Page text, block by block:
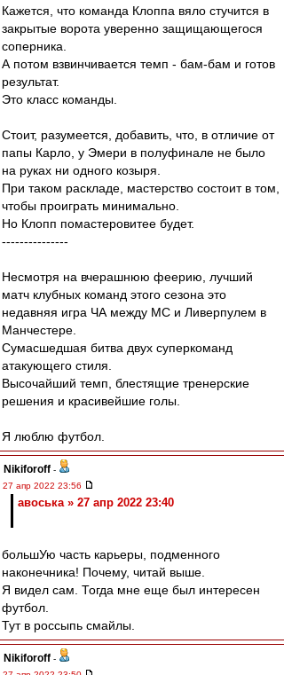
Кажется, что команда Клоппа вяло стучится в
закрытые ворота уверенно защищающегося
соперника.
А потом взвинчивается темп - бам-бам и готов
результат.
Это класс команды.
Стоит, разумеется, добавить, что, в отличие от
папы Карло, у Эмери в полуфинале не было
на руках ни одного козыря.
При таком раскладе, мастерство состоит в том,
чтобы проиграть минимально.
Но Клопп помастеровитее будет.
---------------
Несмотря на вчерашнюю феерию, лучший
матч клубных команд этого сезона это
недавняя игра ЧА между МС и Ливерпулем в
Манчестере.
Сумасшедшая битва двух суперкоманд
атакующего стиля.
Высочайший темп, блестящие тренерские
решения и красивейшие голы.
Я люблю футбол.
Nikiforoff -
27 апр 2022 23:56
авоська » 27 апр 2022 23:40
большУю часть карьеры, подменного
наконечника! Почему, читай выше.
Я видел сам. Тогда мне еще был интересен
футбол.
Тут в россыпь смайлы.
Nikiforoff -